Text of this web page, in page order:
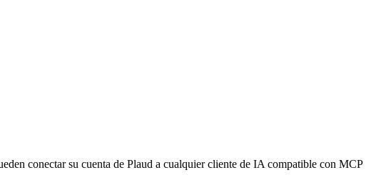
conectar su cuenta de Plaud a cualquier cliente de IA compatible con MCP